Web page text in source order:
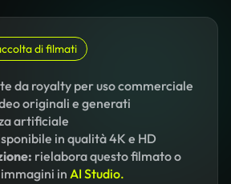
di filmati
da royalty per uso commerciale
originali e generati
artificiale
in qualità 4K e HD
rielabora questo filmato o
in AI Studio.